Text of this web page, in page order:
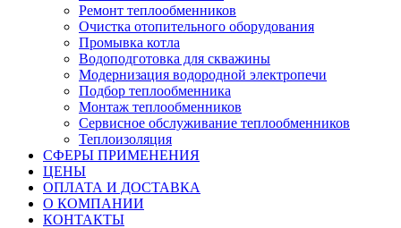
Ремонт теплообменников
Очистка отопительного оборудования
Промывка котла
Водоподготовка для скважины
Модернизация водородной электропечи
Подбор теплообменника
Монтаж теплообменников
Сервисное обслуживание теплообменников
Теплоизоляция
СФЕРЫ ПРИМЕНЕНИЯ
ЦЕНЫ
ОПЛАТА И ДОСТАВКА
О КОМПАНИИ
КОНТАКТЫ